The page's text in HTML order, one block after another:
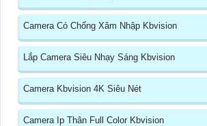
Camera Có Chống Xâm Nhập Kbvision
Lắp Camera Siêu Nhạy Sáng Kbvision
Camera Kbvision 4K Siêu Nét
Camera Ip Thân Full Color Kbvision